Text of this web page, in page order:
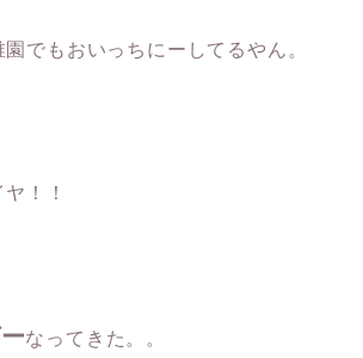
でもおいっちにーしてるやん。
！！
なってきた。。